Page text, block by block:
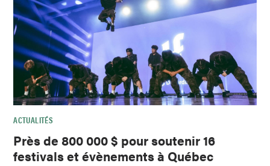
ACTUALITÉS
Près de 800 000 $ pour soutenir 16
festivals et évènements à Québec